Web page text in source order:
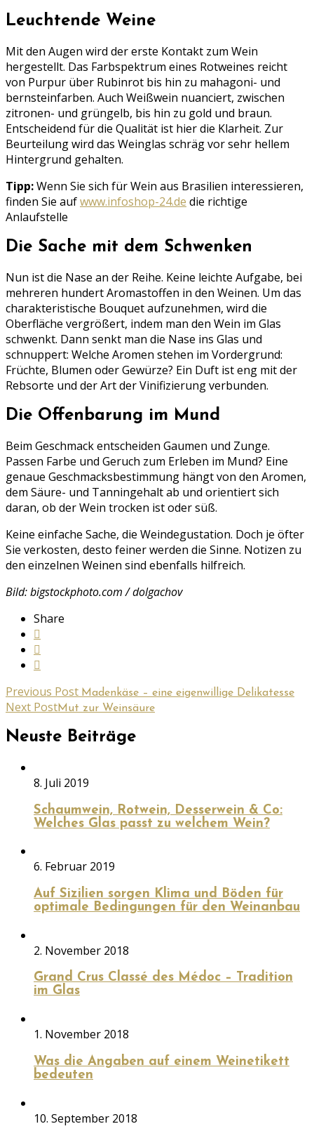
Leuchtende Weine
Mit den Augen wird der erste Kontakt zum Wein
hergestellt. Das Farbspektrum eines Rotweines reicht
von Purpur über Rubinrot bis hin zu mahagoni- und
bernsteinfarben. Auch Weißwein nuanciert, zwischen
zitronen- und grüngelb, bis hin zu gold und braun.
Entscheidend für die Qualität ist hier die Klarheit. Zur
Beurteilung wird das Weinglas schräg vor sehr hellem
Hintergrund gehalten.
Tipp:Wenn Sie sich für Wein aus Brasilien interessieren,
finden Sie aufwww.infoshop-24.de die richtige
Anlaufstelle
Die Sache mit dem Schwenken
Nun ist die Nase an der Reihe. Keine leichte Aufgabe, bei
mehreren hundert Aromastoffen in den Weinen. Um das
charakteristische Bouquet aufzunehmen, wird die
Oberfläche vergrößert, indem man den Wein im Glas
schwenkt. Dann senkt man die Nase ins Glas und
schnuppert: Welche Aromen stehen im Vordergrund:
Früchte, Blumen oder Gewürze? Ein Duft ist eng mit der
Rebsorte und der Art der Vinifizierung verbunden.
Die Offenbarung im Mund
Beim Geschmack entscheiden Gaumen und Zunge.
Passen Farbe und Geruch zum Erleben im Mund? Eine
genaue Geschmacksbestimmung hängt von den Aromen,
dem Säure- und Tanningehalt ab und orientiert sich
daran, ob der Wein trocken ist oder süß.
Keine einfache Sache, die Weindegustation. Doch je öfter
Sie verkosten, desto feiner werden die Sinne. Notizen zu
den einzelnen Weinen sind ebenfalls hilfreich.
Bild: bigstockphoto.com / dolgachov
Share
Previous Post Madenkäse – eine eigenwillige Delikatesse
Next PostMut zur Weinsäure
Neuste Beiträge
8. Juli 2019
Schaumwein, Rotwein, Desserwein & Co:
Welches Glas passt zu welchem Wein?
6. Februar 2019
Auf Sizilien sorgen Klima und Böden für
optimale Bedingungen für den Weinanbau
2. November 2018
Grand Crus Classé des Médoc – Tradition
im Glas
1. November 2018
Was die Angaben auf einem Weinetikett
bedeuten
10. September 2018